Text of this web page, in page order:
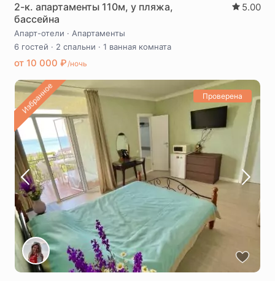
2-к. апартаменты 110м, у пляжа,
бассейна
5.00
Апарт-отели · Апартаменты
6 гостей · 2 спальни · 1 ванная комната
от 10 000 ₽/ночь
Избранное Проверена